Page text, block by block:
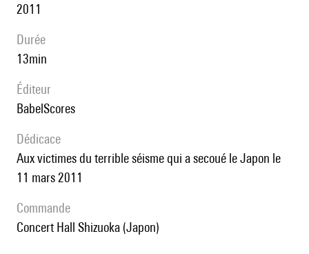
2011
durée
13min
éditeur
BabelScores
Dédicace
aux victimes du terrible séisme qui a secoué le Japon le
11 mars 2011
Commande
Concert Hall Shizuoka (Japon)